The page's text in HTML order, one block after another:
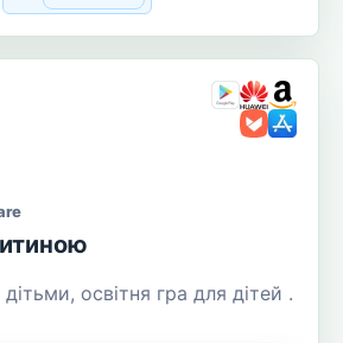
освітня гра для дітей .